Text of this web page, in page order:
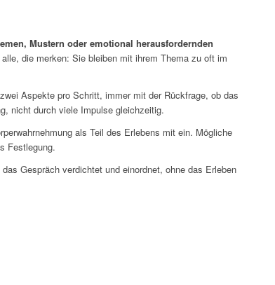
Mustern oder emotional herausfordernden
die merken: Sie bleiben mit ihrem Thema zu oft im
Aspekte pro Schritt, immer mit der Rückfrage, ob das
nicht durch viele Impulse gleichzeitig.
als Teil des Erlebens mit ein. Mögliche
Festlegung.
Gespräch verdichtet und einordnet, ohne das Erleben